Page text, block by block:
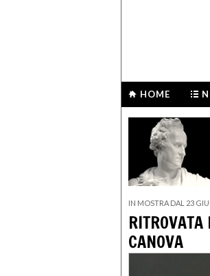
HOME
IN MOSTRA DAL 23
CANOVA